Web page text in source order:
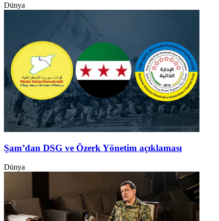
Dünya
Şam’dan DSG ve Özerk Yönetim açıklaması
Dünya